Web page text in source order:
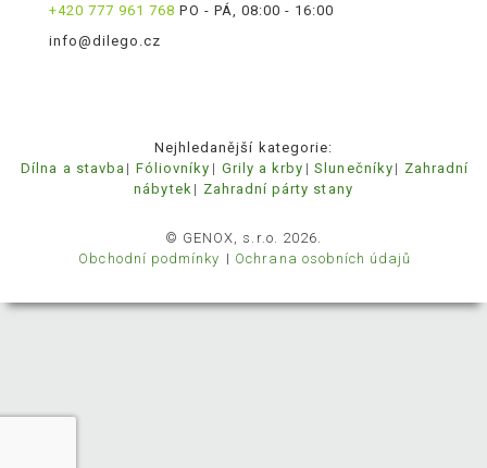
+420 777 961 768 PO - PÁ, 08:00 - 16:00
info@dilego.cz
Nejhledanější kategorie:
Dílna a stavba
Fóliovníky Grily a krby Slunečníky
Zahradní
nábytek
Zahradní párty stany
© GENOX, s.r.o. 2026.
Obchodní podmínky
Ochrana osobních údajů